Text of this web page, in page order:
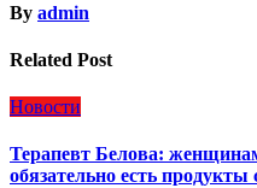
By admin
Related Post
Новости
Терапевт Белова:
обязательно есть продукты